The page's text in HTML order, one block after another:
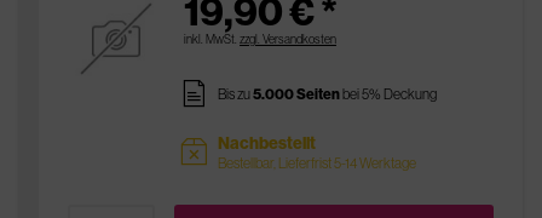
19,90 € *
inkl. MwSt. zzgl. Versandkosten
pages Bis zu5.000 Seitenbei 5% Deckung
sold Nachbestellt
Bestellbar, Lieferfrist 5-14 Werktage